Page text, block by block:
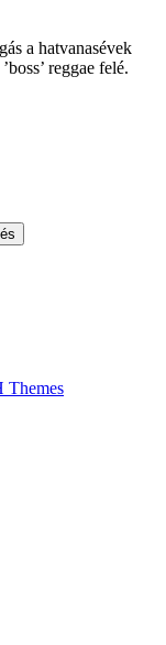
a hatvanasévek
reggae felé.
Themes